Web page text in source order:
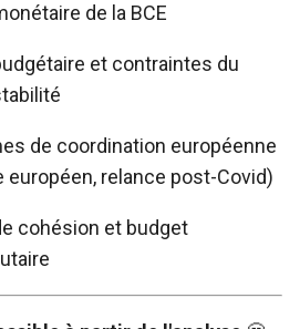
de la BCE
et contraintes du
de coordination européenne
européen, relance post-Covid)
cohésion et budget